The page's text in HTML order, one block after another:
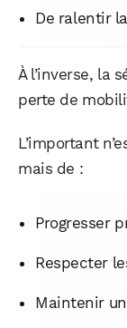
De ralentir
À l’inverse, la
perte de
L’important
mais de :
Progresser
Respecter
Maintenir